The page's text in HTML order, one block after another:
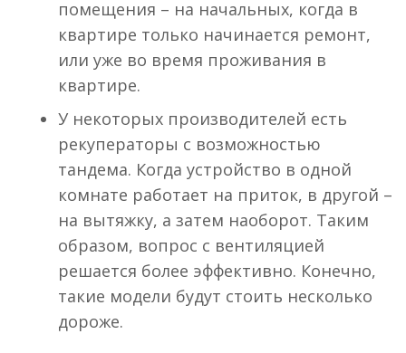
помещения – на начальных, когда в
квартире только начинается ремонт,
или уже во время проживания в
квартире.
У некоторых производителей есть
рекуператоры с возможностью
тандема. Когда устройство в одной
комнате работает на приток, в другой –
на вытяжку, а затем наоборот. Таким
образом, вопрос с вентиляцией
решается более эффективно. Конечно,
такие модели будут стоить несколько
дороже.